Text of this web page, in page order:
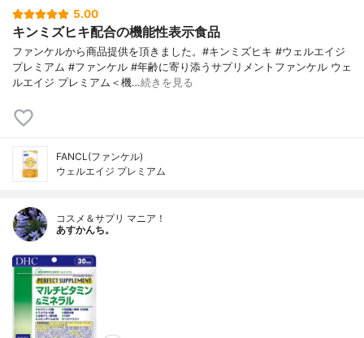
5.00
キンミズヒキ配合の機能性表示食品
ファンケルから商品提供を頂きました。#キンミズヒキ #ウェルエイジ
プレミアム #ファンケル #年齢に寄り添うサプリメントファンケル ウェ
ルエイジ プレミアム＜機…続きを見る
FANCL(ファンケル)
ウェルエイジ プレミアム
コスメ＆サプリ マニア！
あすかんち。